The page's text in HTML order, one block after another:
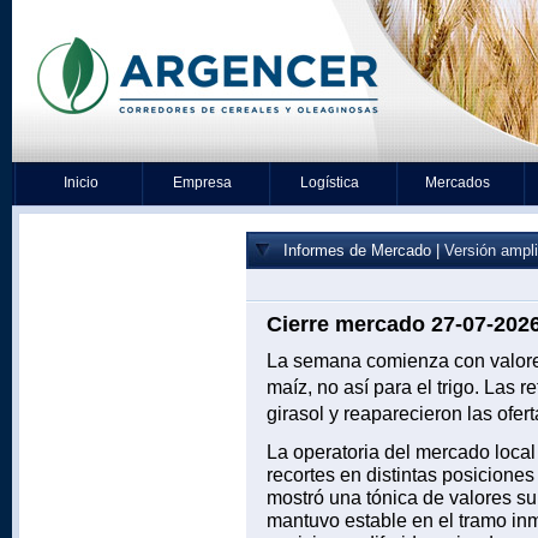
Inicio Empresa Logística Mercados
Informes de Mercado | Versión
Cierre mercado 27-07-
La semana comienza con
maíz, no así para el trigo. Las
girasol y reaparecieron las
La operatoria del mercado
recortes en distintas
mostró una tónica de valores
mantuvo estable en el tramo